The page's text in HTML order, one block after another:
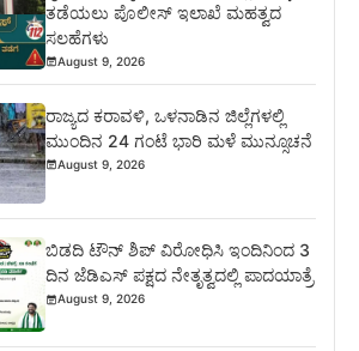
ತಡೆಯಲು ಪೊಲೀಸ್ ಇಲಾಖೆ ಮಹತ್ವದ
ಸಲಹೆಗಳು
August 9, 2026
ರಾಜ್ಯದ ಕರಾವಳಿ, ಒಳನಾಡಿನ ಜಿಲ್ಲೆಗಳಲ್ಲಿ
ಮುಂದಿನ 24 ಗಂಟೆ ಭಾರಿ ಮಳೆ ಮುನ್ಸೂಚನೆ
August 9, 2026
ಬಿಡದಿ ಟೌನ್ ಶಿಪ್ ವಿರೋಧಿಸಿ ಇಂದಿನಿಂದ 3
ದಿನ ಜೆಡಿಎಸ್ ಪಕ್ಷದ ನೇತೃತ್ವದಲ್ಲಿ ಪಾದಯಾತ್ರೆ
August 9, 2026